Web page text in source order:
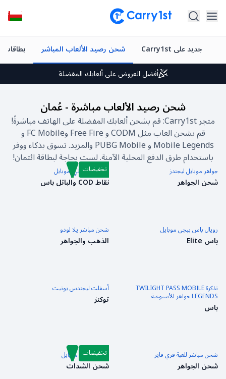
جديد على Carry1st شحن رصيد الألعاب المباشر
شحن فوري وتوصيل
أفضل العروض على ألعابك المفضلة
تقييم +4.5 على متجر Google Play وApp Store
شحن فوري وتوصيل
أفضل العروض على ألعابك المفضلة
دعم متميز على مدار الساعة طوال أيام الأسبوع
شحن رصيد الألعاب مباشرة-عُمان
متجر Carry1st: قم بشحن ألعابك المفضلة على الهاتف مباشرةً!
قم بشحن العاب مثل CODM و Free Fire وFC Mobile و
Mobile Legends و PUBG Mobile والمزيد. تسوق بذكاء ووفر
باستخدام طرق الدفع المحلية الآمنة. لست بحاجة لبطاقة ائتمان!
جواهر موبايل ليجندز
شحن الجواهر
كول أوف دوتي: موبايل
نقاط COD والباتل باس
تخفيضات
رويال باس ببجي موبايل
باس Elite
شحن مباشر يلا لودو
الذهب والجواهر
تذكرة TWILIGHT PASS MOBILE
LEGENDS جواهر الأسبوعية
باس
أسفلت ليجندس يونيت
توكنز
شحن مباشر للعبة فري فاير
شحن الجواهر
شدات ببجي موبايل
شحن الشدات
تخفيضات